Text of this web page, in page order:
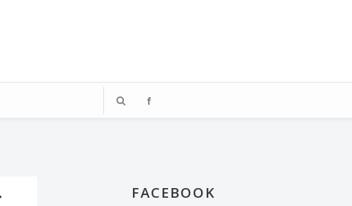
FACEBOOK